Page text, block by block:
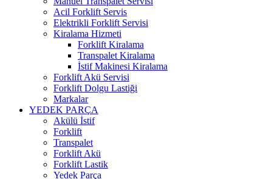
Acil Forklift Servis
Elektrikli Forklift Servisi
Kiralama Hizmeti
Forklift Kiralama
Transpalet Kiralama
İstif Makinesi Kiralama
Forklift Akü Servisi
Forklift Dolgu Lastiği
Markalar
YEDEK PARÇA
Akülü İstif
Forklift
Transpalet
Forklift Akü
Forklift Lastik
Yedek Parça